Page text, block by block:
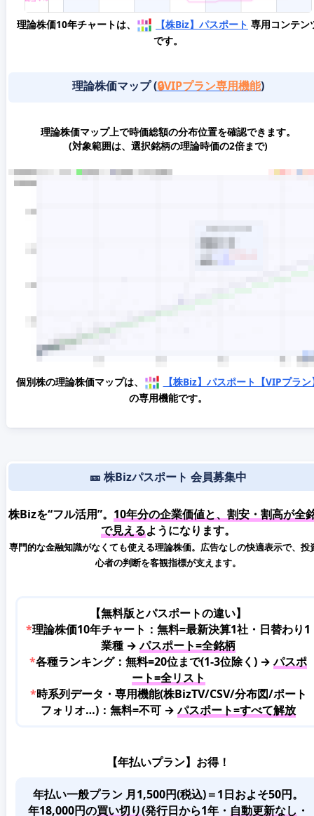
理論株価10年チャートは、 【株Biz】パスポート 専用コンテン
です。
理論株価マップ (🔒VIPプラン専用機能)
理論株価マップ上で時価総額の分布位置を確認できます。
(対象範囲は、選択銘柄の理論時価の2倍まで)
個別株の理論株価マップは、
【株Biz】パスポート【VIPプラン
の専用機能です。
🎫 株Bizパスポート 会員募集中
株Bizを“フル活用”。 10年分の企業価値と、割安・割高が全
で見えるようになります。
専門的な金融知識がなくても使える理論株価。広告なしの快適表示で、投
心者の判断を客観指標が支えます。
【無料版とパスポートの違い】
*理論株価10年チャート：無料=最新決算1社・日替わり1
業種 →パスポート=全銘柄
*各種ランキング：無料=20位まで(1-3位除く) →パスポ
ート=全リスト
*時系列データ・専用機能(株BizTV/CSV/分布図/ポート
フォリオ…)：無料=不可 →パスポート=すべて解放
【年払いプラン】お得！
年払い一般プラン 月1,500円(税込)＝1日およそ50円。
年18,000円の買い切り(発行日から1年・ 自動更新なし ・